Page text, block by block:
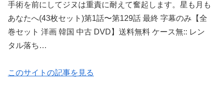
手術を前にしてジヌは重責に耐えて奮起します。星も月も
あなたへ(43枚セット)第1話〜第129話 最終 字幕のみ【全
巻セット 洋画 韓国 中古 DVD】送料無料 ケース無:: レン
タル落ち…
このサイトの記事を見る